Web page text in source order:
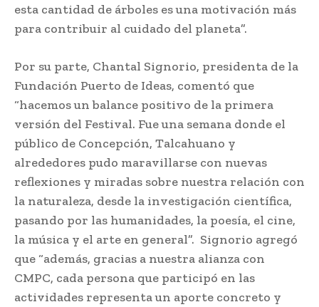
esta cantidad de árboles es una motivación más
para contribuir al cuidado del planeta”.
Por su parte, Chantal Signorio, presidenta de la
Fundación Puerto de Ideas, comentó que
“hacemos un balance positivo de la primera
versión del Festival. Fue una semana donde el
público de Concepción, Talcahuano y
alrededores pudo maravillarse con nuevas
reflexiones y miradas sobre nuestra relación con
la naturaleza, desde la investigación científica,
pasando por las humanidades, la poesía, el cine,
la música y el arte en general”. Signorio agregó
que “además, gracias a nuestra alianza con
CMPC, cada persona que participó en las
actividades representa un aporte concreto y